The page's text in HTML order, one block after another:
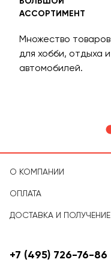
АССОРТИМЕНТ
Множество товаров
для хобби, отдыха и
автомобилей.
О КОМПАНИИ
ОПЛАТА
ДОСТАВКА И ПОЛУЧЕНИЕ
+7 (495) 726-76-86